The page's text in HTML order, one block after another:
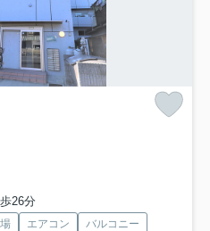
26分
エアコン
バルコニー